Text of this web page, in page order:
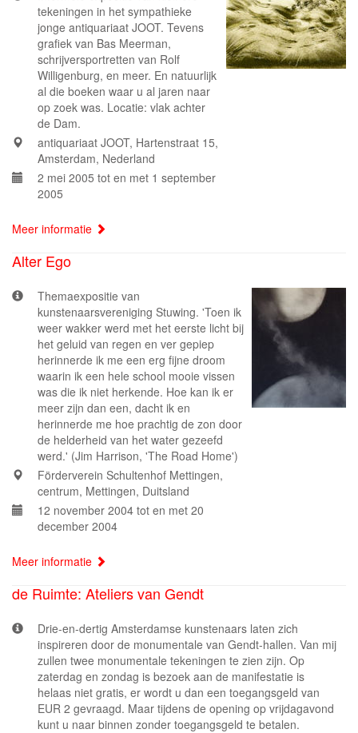
tekeningen in het sympathieke
jonge antiquariaat JOOT. Tevens
grafiek van Bas Meerman,
schrijversportretten van Rolf
Willigenburg, en meer. En natuurlijk
al die boeken waar u al jaren naar
op zoek was. Locatie: vlak achter
de Dam.
antiquariaat JOOT, Hartenstraat 15,
Amsterdam, Nederland
2 mei 2005 tot en met 1 september
2005
Meer informatie
Alter Ego
Themaexpositie van
kunstenaarsvereniging Stuwing. 'Toen ik
weer wakker werd met het eerste licht bij
het geluid van regen en ver gepiep
herinnerde ik me een erg fijne droom
waarin ik een hele school mooie vissen
was die ik niet herkende. Hoe kan ik er
meer zijn dan een, dacht ik en
herinnerde me hoe prachtig de zon door
de helderheid van het water gezeefd
werd.' (Jim Harrison, 'The Road Home')
Förderverein Schultenhof Mettingen,
centrum, Mettingen, Duitsland
12 november 2004 tot en met 20
december 2004
Meer informatie
de Ruimte: Ateliers van Gendt
Drie-en-dertig Amsterdamse kunstenaars laten zich
inspireren door de monumentale van Gendt-hallen. Van mij
zullen twee monumentale tekeningen te zien zijn. Op
zaterdag en zondag is bezoek aan de manifestatie is
helaas niet gratis, er wordt u dan een toegangsgeld van
EUR 2 gevraagd. Maar tijdens de opening op vrijdagavond
kunt u naar binnen zonder toegangsgeld te betalen.